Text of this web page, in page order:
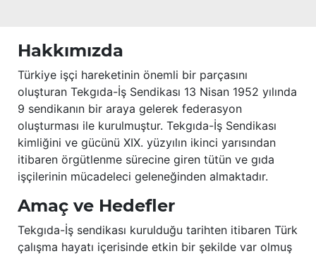
Hakkımızda
Türkiye işçi hareketinin önemli bir parçasını
oluşturan Tekgıda-İş Sendikası 13 Nisan 1952 yılında
9 sendikanın bir araya gelerek federasyon
oluşturması ile kurulmuştur. Tekgıda-İş Sendikası
kimliğini ve gücünü XIX. yüzyılın ikinci yarısından
itibaren örgütlenme sürecine giren tütün ve gıda
işçilerinin mücadeleci geleneğinden almaktadır.
Amaç ve Hedefler
Tekgıda-İş sendikası kurulduğu tarihten itibaren Türk
çalışma hayatı içerisinde etkin bir şekilde var olmuş